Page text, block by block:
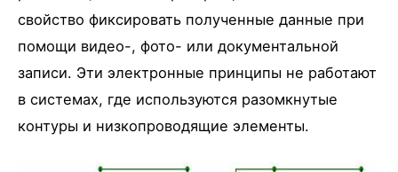
свойство фиксировать полученные данные при
помощи видео-, фото- или документальной
записи. Эти электронные принципы не работают
в системах, где используются разомкнутые
контуры и низкопроводящие элементы.